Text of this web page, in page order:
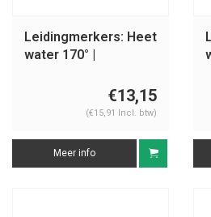
Leidingmerkers: Heet
water 170° |
€13,15
(€15,91 Incl. btw)
Meer info